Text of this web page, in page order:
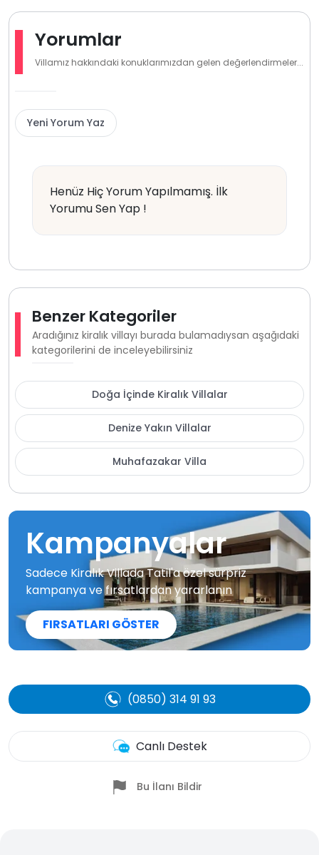
Yorumlar
Villamız hakkındaki konuklarımızdan gelen değerlendirmeler...
Yeni Yorum Yaz
Henüz Hiç Yorum Yapılmamış. İlk
Yorumu Sen Yap !
Benzer Kategoriler
Aradığınız kiralık villayı burada bulamadıysan aşağıdaki
kategorilerini de inceleyebilirsiniz
Doğa İçinde Kiralık Villalar
Denize Yakın Villalar
Muhafazakar Villa
Kampanyalar
Sadece Kiralık Villada Tatil'a özel sürpriz
kampanya ve fırsatlardan yararlanın
FIRSATLARI GÖSTER
(0850) 314 91 93
Canlı Destek
Bu İlanı Bildir